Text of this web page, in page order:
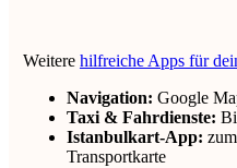
Weitere hilfreiche Apps für
Navigation: Google
Taxi & Fahrdienste:
Istanbulkart-App:
Transportkarte